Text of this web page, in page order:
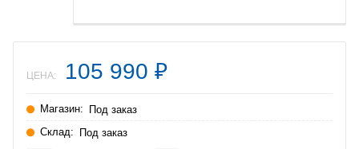
ЦЕНА: 105 990 ₽
Магазин: Под заказ
Склад: Под заказ